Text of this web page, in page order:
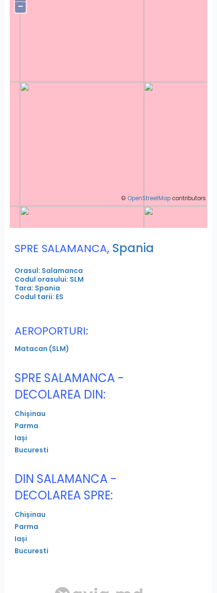
−
© OpenStreetMap contributors
SPRE SALAMANCA, Spania
Orasul: Salamanca
Codul orasului: SLM
Tara: Spania
Codul tarii: ES
AEROPORTURI:
Matacan (SLM)
SPRE SALAMANCA -
DECOLAREA DIN:
Chișinau
Parma
Iași
Bucuresti
DIN SALAMANCA -
DECOLAREA SPRE:
Chișinau
Parma
Iași
Bucuresti